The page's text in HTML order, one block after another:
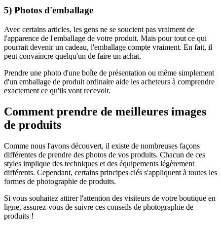
5) Photos d'emballage
Avec certains articles, les gens ne se soucient pas vraiment de
l'apparence de l'emballage de votre produit. Mais pour tout ce qui
pourrait devenir un cadeau, l'emballage compte vraiment. En fait, il
peut convaincre quelqu'un de faire un achat.
Prendre une photo d'une boîte de présentation ou même simplement
d'un emballage de produit ordinaire aide les acheteurs à comprendre
exactement ce qu'ils vont recevoir.
Comment prendre de meilleures images
de produits
Comme nous l'avons découvert, il existe de nombreuses façons
différentes de prendre des photos de vos produits. Chacun de ces
styles implique des techniques et des équipements légèrement
différents. Cependant, certains principes clés s'appliquent à toutes les
formes de photographie de produits.
Si vous souhaitez attirer l'attention des visiteurs de votre boutique en
ligne, assurez-vous de suivre ces conseils de photographie de
produits !